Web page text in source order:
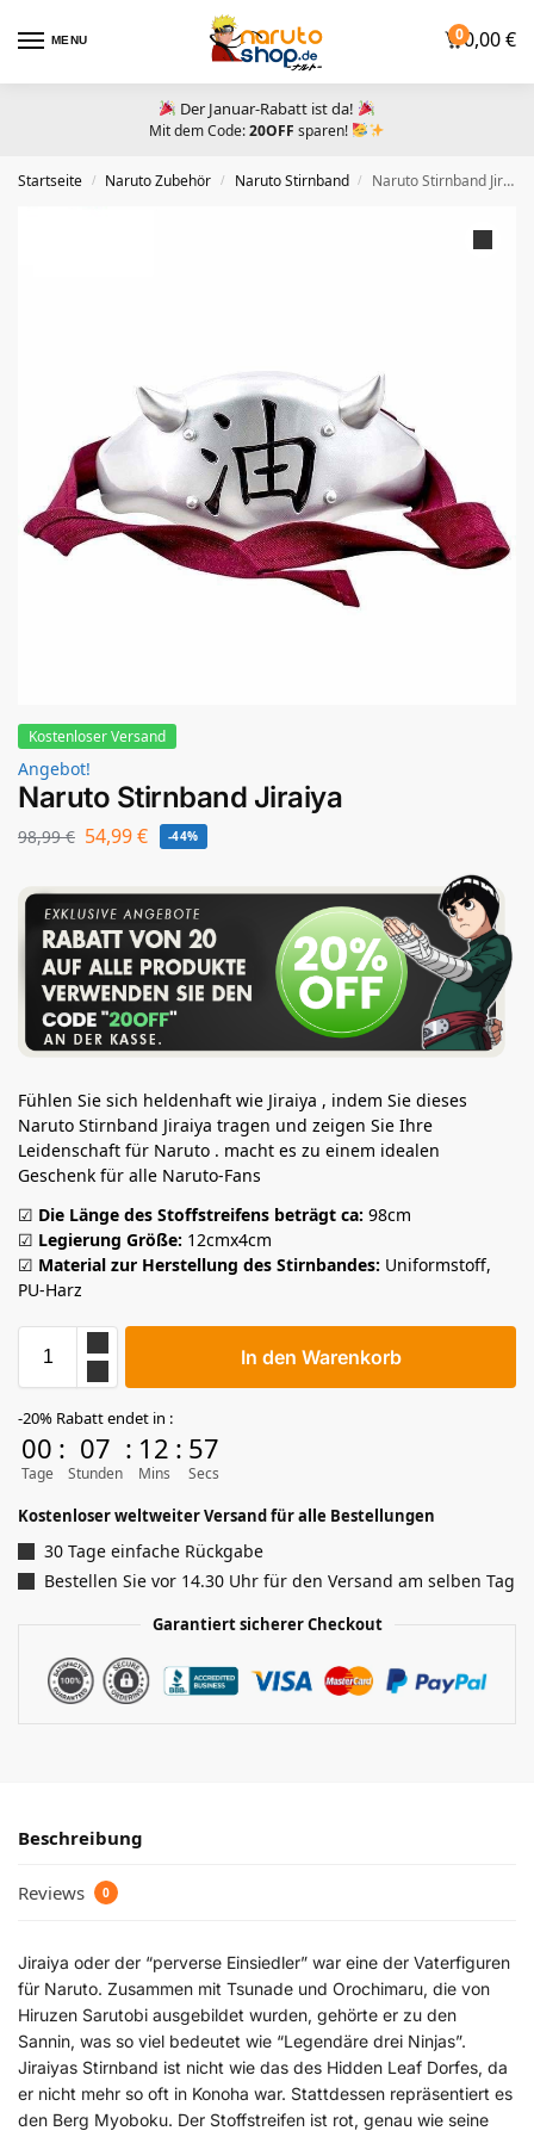
MENU 00,00€
Der Januar-Rabatt ist da!
Mit dem Code:20OFF sparen!
Startseite / Naruto Zubehör​ / Naruto Stirnband / Naruto Stirnband Jiraiya
Kostenloser Versand
Angebot!
Naruto Stirnband Jiraiya
98,99€ 54,99€ -44%
Fühlen Sie sich heldenhaft wie Jiraiya , indem Sie dieses
Naruto Stirnband Jiraiya tragen und zeigen Sie Ihre
Leidenschaft für Naruto . macht es zu einem idealen
Geschenk für alle Naruto-Fans
☑ Die Länge des Stoffstreifens beträgt ca: 98cm
☑ Legierung Größe: 12cmx4cm
☑ Material zur Herstellung des Stirnbandes: Uniformstoff,
PU-Harz
In den Warenkorb
-20% Rabatt endet in :
00
Tage
: 07
Stunden
: 12
Mins
: 55
Secs
Kostenloser weltweiter Versand für alle Bestellungen
30 Tage einfache Rückgabe
Bestellen Sie vor 14.30 Uhr für den Versand am selben Tag
Garantiert sicherer Checkout
Beschreibung
Reviews 0
Jiraiya oder der “perverse Einsiedler” war eine der Vaterfiguren
für Naruto. Zusammen mit Tsunade und Orochimaru, die von
Hiruzen Sarutobi ausgebildet wurden, gehörte er zu den
Sannin, was so viel bedeutet wie “Legendäre drei Ninjas”.
Jiraiyas Stirnband ist nicht wie das des Hidden Leaf Dorfes, da
er nicht mehr so oft in Konoha war. Stattdessen repräsentiert es
den Berg Myoboku. Der Stoffstreifen ist rot, genau wie seine